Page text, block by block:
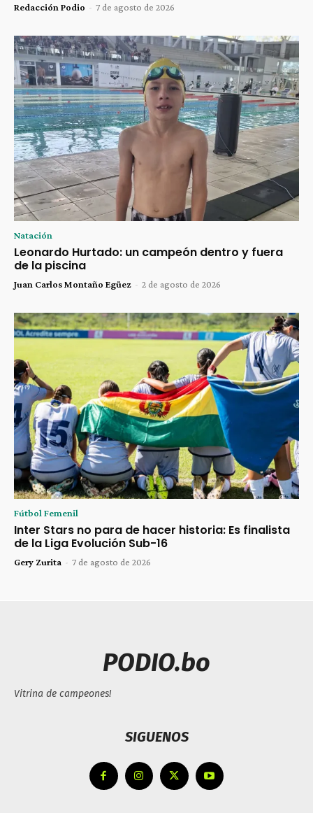
Redacción Podio - 7 de agosto de 2026
Natación
Leonardo Hurtado: un campeón dentro y fuera
de la piscina
Juan Carlos Montaño Egüez - 2 de agosto de 2026
Fútbol Femenil
Inter Stars no para de hacer historia: Es finalista
de la Liga Evolución Sub-16
Gery Zurita - 7 de agosto de 2026
PODIO.bo
Vitrina de campeones!
SIGUENOS